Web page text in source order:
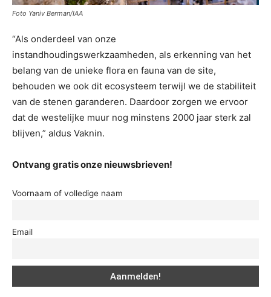
Foto Yaniv Berman/IAA
“Als onderdeel van onze
instandhoudingswerkzaamheden, als erkenning van het
belang van de unieke flora en fauna van de site,
behouden we ook dit ecosysteem terwijl we de stabiliteit
van de stenen garanderen. Daardoor zorgen we ervoor
dat de westelijke muur nog minstens 2000 jaar sterk zal
blijven,” aldus Vaknin.
Ontvang gratis onze nieuwsbrieven!
Voornaam of volledige naam
Email